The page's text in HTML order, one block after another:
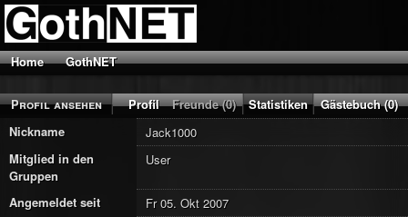
Home GothNET
Profil ansehen Profil Freunde (0) Statistiken
Gästebuch (0)
Nickname
Jack1000
Mitglied in den
Gruppen
User
Angemeldet seit
Fr 05. Okt 2007